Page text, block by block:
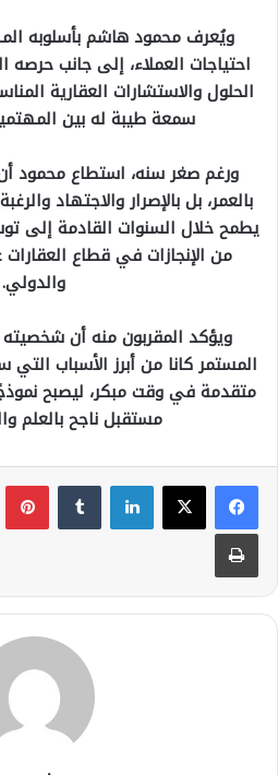
ويُعرف محمود هاشم بأسلوبه
احتياجات العملاء، إلى جانب
الحلول والاستشارات العقارية
سمعة طيبة له بين
ورغم صغر سنه، استطاع محمود أن
بالعمر، بل بالإصرار والاجتهاد
يطمح خلال السنوات القادمة إلى
من الإنجازات في قطاع
والدولي.
ويؤكد المقربون منه أن
المستمر كانا من أبرز الأسباب
متقدمة في وقت مبكر، ليصبح
مستقبل ناجح بالعلم
لينكدإن
طباعة